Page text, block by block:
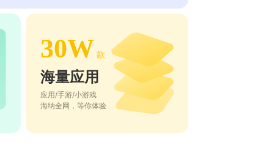
30W 款
海量应用
应用/手游/小游戏
海纳全网，等你体验